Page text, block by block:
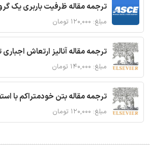
ترجمه مقاله ظرفیت باربری یک
مبلغ: ۱۲۰,۰۰۰ تومان
ترجمه مقاله آنالیز ارتعاش
مبلغ: ۱۴۰,۰۰۰ تومان
ترجمه مقاله بتن خودمتراکم با
مبلغ: ۱۲۰,۰۰۰ تومان